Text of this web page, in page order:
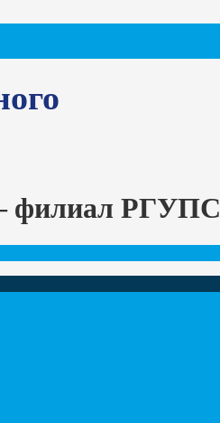
– филиал РГУПС